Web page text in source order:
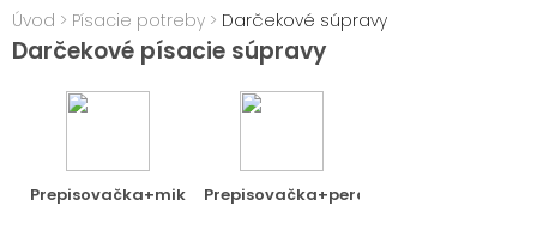
Úvod > Písacie potreby > Darčekové súpravy
Darčekové písacie súpravy
Prepisovačka+mikroceuzkaPrepisovačka+pero